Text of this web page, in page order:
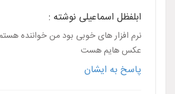
ابلفظل اسماعیلی نوشته :
نرم افزار های خوبی بود من خواننده
عکس هایم هست
پاسخ به ایشان